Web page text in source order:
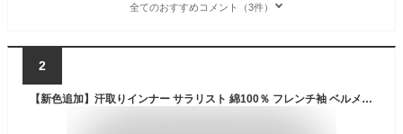
全てのおすすめコメント（3件）
2
【新色追加】汗取りインナー サラリスト 綿100％ フレンチ袖 ベルメゾン ◆ S M L LL 3L ◆◇ レディース インナー 肌着 汗取り 吸水速乾 消臭 速乾 半袖 綿 脇汗 夏 汗じみ防止 汗ジミ 汗取りパッド付きインナー ◇